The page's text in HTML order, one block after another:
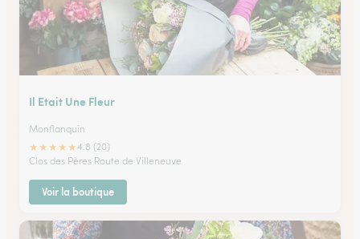
Il Etait Une Fleur
Monflanquin
★★★★★4.8 (20)
Clos des Pères Route de Villeneuve
Voir la boutique